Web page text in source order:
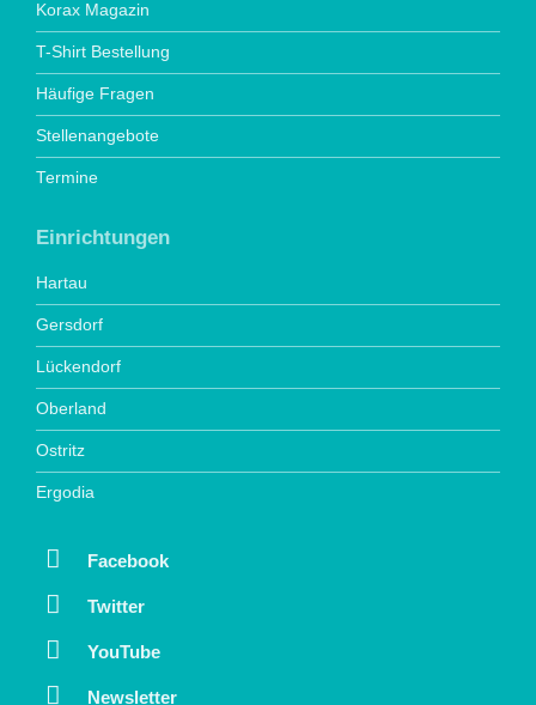
Korax Magazin
T-Shirt Bestellung
Häufige Fragen
Stellenangebote
Termine
Einrichtungen
Hartau
Gersdorf
Lückendorf
Oberland
Ostritz
Ergodia
Facebook
Twitter
YouTube
Newsletter